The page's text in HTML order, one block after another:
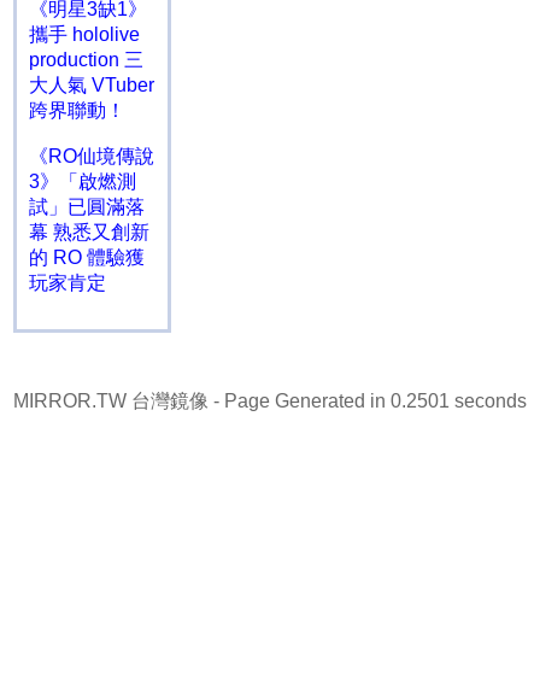
《明星3缺1》
攜手 hololive
production 三
大人氣 VTuber
跨界聯動！
《RO仙境傳說
3》「啟燃測
試」已圓滿落
幕 熟悉又創新
的 RO 體驗獲
玩家肯定
MIRROR.TW 台灣鏡像 - Page Generated in 0.2501 seconds